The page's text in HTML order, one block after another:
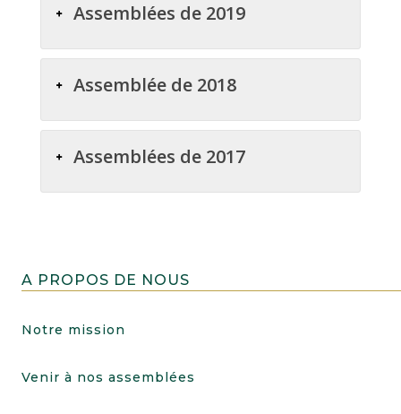
Assemblées de 2019
Assemblée de 2018
Assemblées de 2017
A PROPOS DE NOUS
Notre mission
Venir à nos assemblées